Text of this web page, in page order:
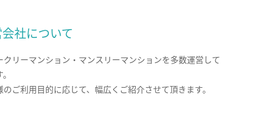
社について
クリーマンション・マンスリーマンションを多数運営して
のご利用目的に応じて、幅広くご紹介させて頂きます。